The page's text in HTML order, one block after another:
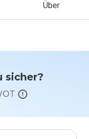
Über
sicher?